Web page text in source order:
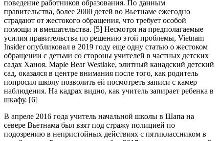
поведение работников образования. По данным
правительства, более 2000 детей во Вьетнаме ежегодно
страдают от жестокого обращения, что требует особой
помощи и вмешательства. [5] Несмотря на предполагаемые
усилия правительства по решению этой проблемы, Vietnam
Insider опубликовал в 2019 году еще одну статью о жестоком
обращении с детьми со стороны учителей в частных детских
садах Ханоя. Maple Bear Westlake, элитный канадский детский
сад, оказался в центре внимания после того, как родитель
попросил школу позволить ей посмотреть записи с камер
наблюдения. На кадрах видно, как учитель запирает ребенка в
шкафу. [6]
В апреле 2016 года учитель начальной школы в Шапа на
севере Вьетнама был взят под стражу полицией по
подозрению в непристойных действиях с пятиклассником в